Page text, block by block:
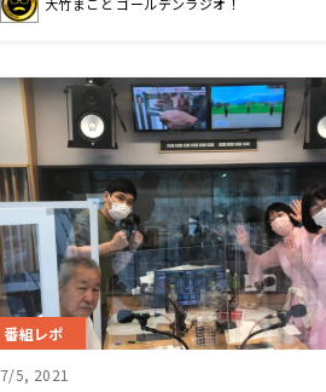
番組レポ
7/5, 2021